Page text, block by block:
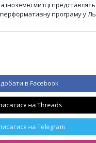
іноземні митці представлять
програму у
в Facebook
на Threads
на Telegram